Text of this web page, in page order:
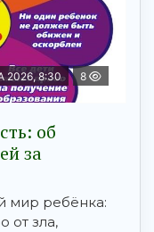
2026, 8:30 8
об
за
мир ребёнка:
от зла,